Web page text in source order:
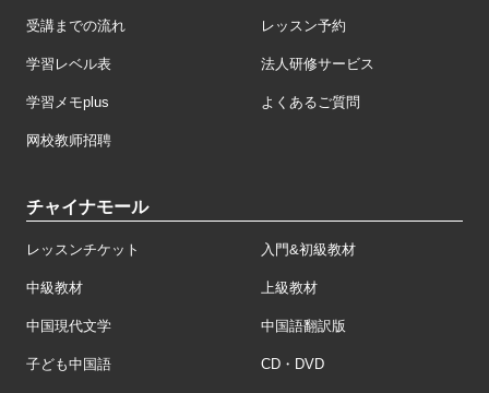
受講までの流れ レッスン予約
学習レベル表 法人研修サービス
学習メモplus よくあるご質問
网校教师招聘
チャイナモール
レッスンチケット 入門&初級教材
中級教材 上級教材
中国現代文学 中国語翻訳版
子ども中国語 CD・DVD